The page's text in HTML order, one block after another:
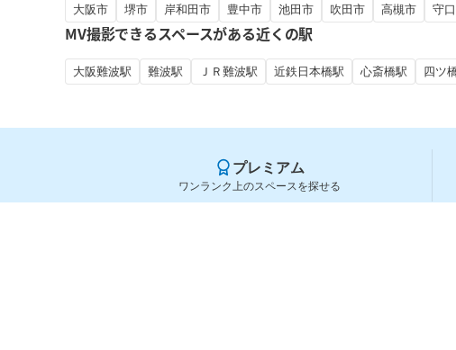
大阪市 堺市 岸和田市 豊中市 池田市 吹田市 高槻市 守
MV撮影できるスペースがある近くの駅
大阪難波駅 難波駅 ＪＲ難波駅 近鉄日本橋駅 心斎橋駅 四ツ
プレミアム
ワンランク上のスペースを探せる